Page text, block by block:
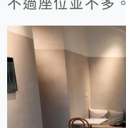
不過座位並不多。